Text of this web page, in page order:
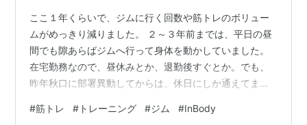
ここ１年くらいで、ジムに行く回数や筋トレのボリュー
ムがめっきり減りました。 ２～３年前までは、平日の昼
間でも隙あらばジムへ行って身体を動かしていました。
在宅勤務なので、昼休みとか、退勤後すぐとか。でも、
昨年秋口に部署異動してからは、休日にしか通えてませ
たわけでもないのですが、なんだか気力を振り絞れなく
#筋トレ # トレーニング #ジム #InBody